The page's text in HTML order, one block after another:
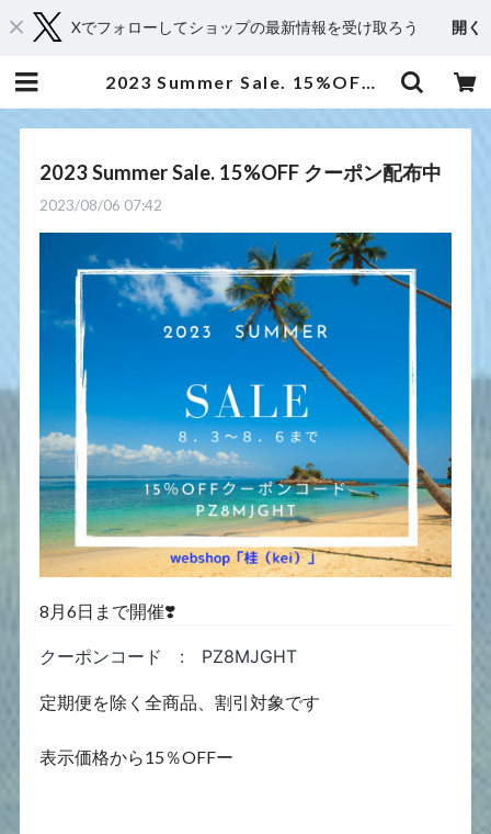
Xでフォローしてショップの最新情報を受け取ろう 開く
2023 Summer Sale. 15%OFF クーポン配布中 | 京都からメディカルアロマとハーブであなたに癒しと笑顔をお届け・Shop 桂（kei）
2023 Summer Sale. 15%OFF クーポン配布中
2023/08/06 07:42
8月6日まで開催❣️
クーポンコード : PZ8MJGHT
定期便を除く全商品、割引対象です
表示価格から15％OFFー